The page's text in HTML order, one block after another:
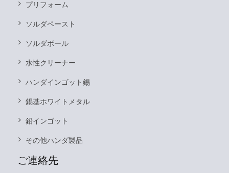
プリフォーム
ソルダペースト
ソルダボール
水性クリーナー
ハンダインゴット錫
錫基ホワイトメタル
鉛インゴット
その他ハンダ製品
ご連絡先